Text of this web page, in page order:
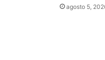
agosto 5,